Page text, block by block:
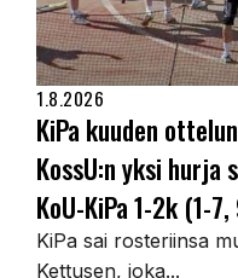
1.8.2026
KiPa kuuden
KossU:n yksi hurja
KoU-KiPa 1-2k (1-
KiPa sai rosteriinsa
Kettusen, joka...